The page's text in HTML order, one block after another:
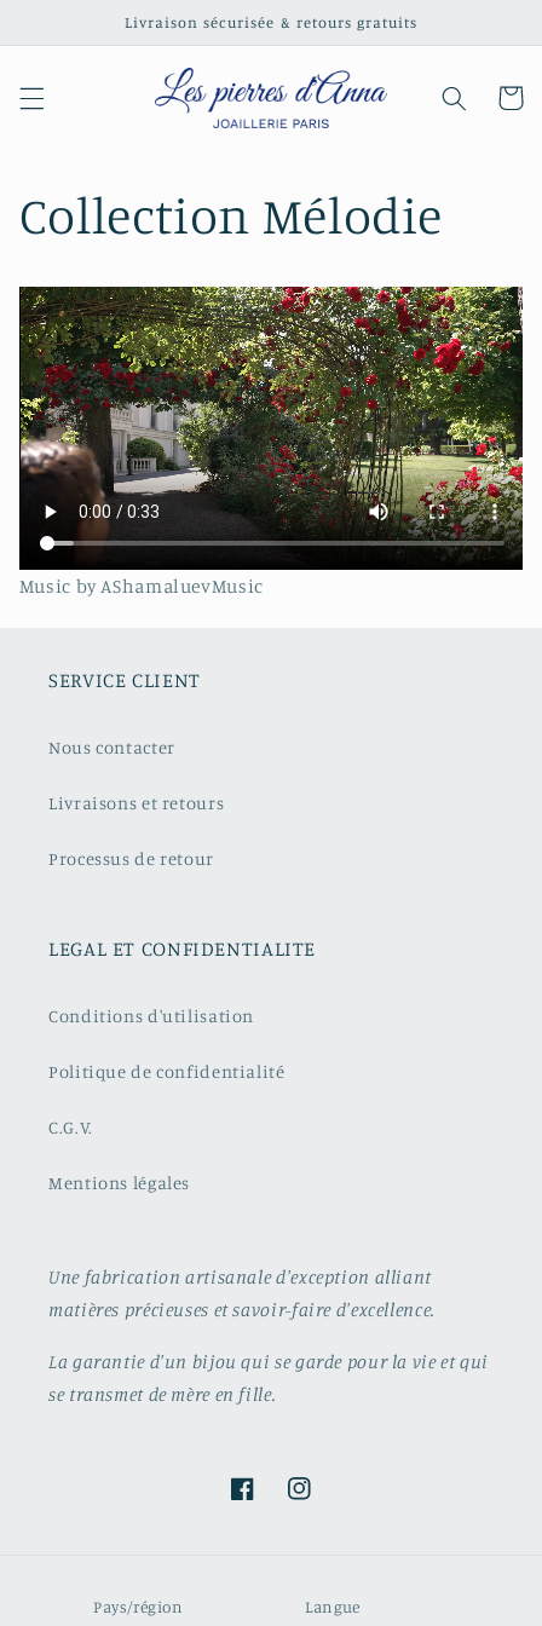
au
Livraison sécurisée & retours gratuits
Panier
Collection Mélodie
Music by AShamaluevMusic
SERVICE CLIENT
Nous contacter
Livraisons et retours
Processus de retour
LEGAL ET CONFIDENTIALITE
Conditions d'utilisation
Politique de confidentialité
C.G.V.
Mentions légales
Une fabrication artisanale d'exception alliant
matières précieuses et savoir-faire d'excellence.
La garantie d'un bijou qui se garde pour la vie et qui
se transmet de mère en fille.
FacebookInstagram
Pays/région Langue